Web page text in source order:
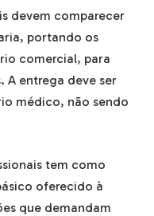
devem comparecer
portando os
comercial, para
A entrega deve ser
médico, não sendo
tem como
oferecido à
que demandam